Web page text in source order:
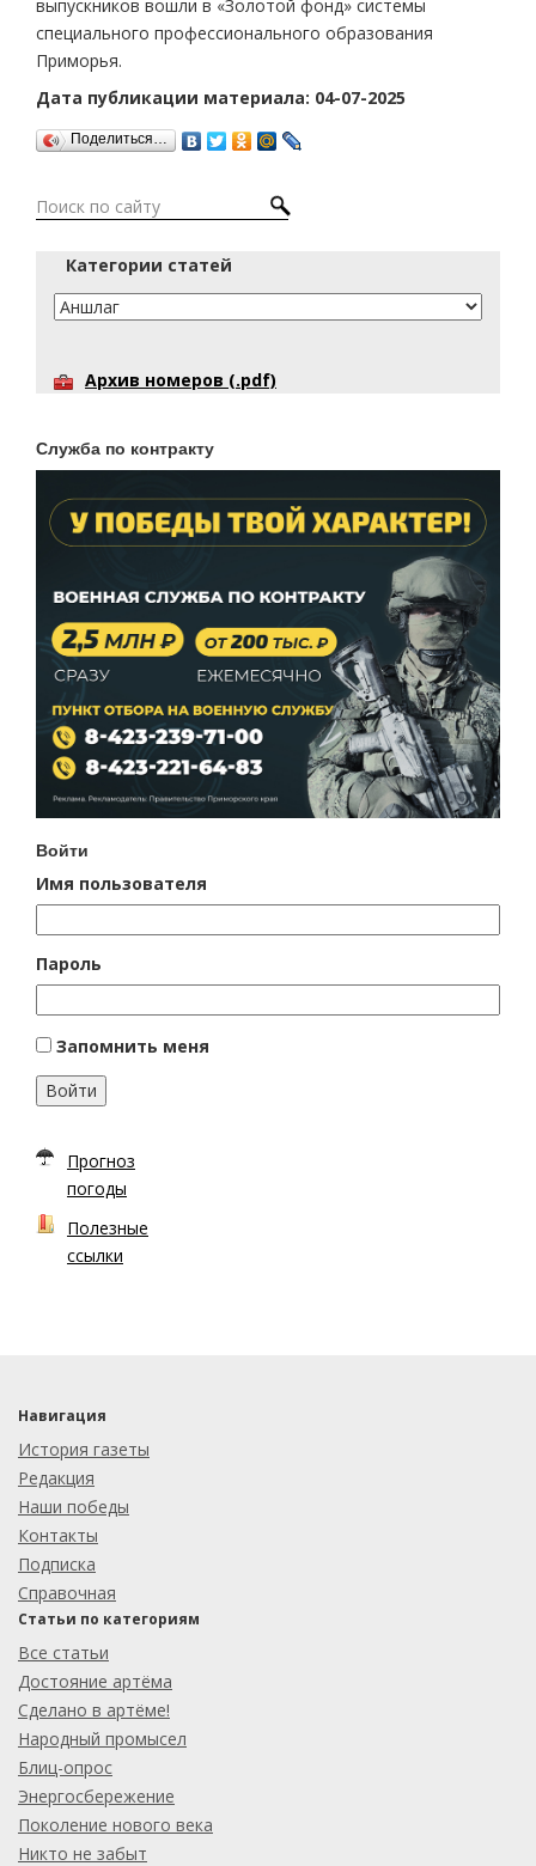
выпускников вошли в «Золотой фонд» системы
специального профессионального образования
Приморья.
Дата публикации материала: 04-07-2025
Поделиться…
Категории статей
Архив номеров (.pdf)
Служба по контракту
Войти
Имя пользователя
Пароль
Запомнить меня
Войти
Прогноз
погоды
Полезные
ссылки
Навигация
История газеты
Редакция
Наши победы
Контакты
Подписка
Справочная
Статьи по категориям
Все статьи
Достояние артёма
Сделано в артёме!
Народный промысел
Блиц-опрос
Энергосбережение
Поколение нового века
Никто не забыт